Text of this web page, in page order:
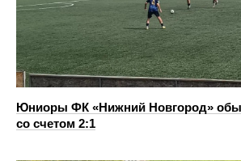
Юниоры ФК «Нижний Новгород»
со счетом 2:1